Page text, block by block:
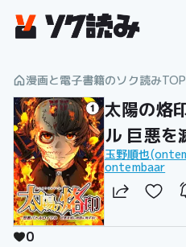
漫画と電子書籍のソク読みTOP
太陽の烙
ル 巨悪を
【タテ読
玉野順也
ontembaar
0